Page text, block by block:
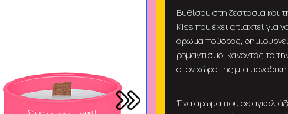
Βυθίσου στη ζεστασιά και
Kiss που έχει φτιαχτεί για
άρωμα πούδρας,
ρομαντισμό, κάνοντάς το
στον χώρο της μια
Ένα άρωμα που σε